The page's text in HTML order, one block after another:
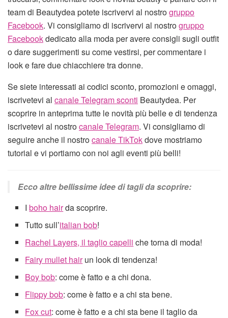
team di Beautydea potete iscrivervi al nostrogruppo
Facebook. Vi consigliamo di iscrivervi al nostrogruppo
Facebookdedicato alla moda per avere consigli sugli outfit
o dare suggerimenti su come vestirsi, per commentare i
look e fare due chiacchiere tra donne.
Se siete interessati ai codici sconto, promozioni e omaggi,
iscrivetevi al canale Telegram sconti Beautydea. Per
scoprire in anteprima tutte le novità più belle e di tendenza
iscrivetevi al nostrocanale Telegram. Vi consigliamo di
seguire anche il nostrocanale TikTokdove mostriamo
tutorial e vi portiamo con noi agli eventi più belli!
Ecco altre bellissime idee di tagli da scoprire:
Iboho hairda scoprire.
Tutto sull’italian bob!
Rachel Layers, il taglio capelli che torna di moda!
Fairy mullet hairun look di tendenza!
Boy bob: come è fatto e a chi dona.
Flippy bob: come è fatto e a chi sta bene.
Fox cut: come è fatto e a chi sta bene il taglio da